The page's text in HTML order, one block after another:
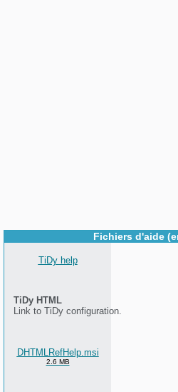
Fichiers d'aide
TiDy help
TiDy HTML
Link to TiDy configuration.
DHTMLRefHelp.msi
2.6 MB